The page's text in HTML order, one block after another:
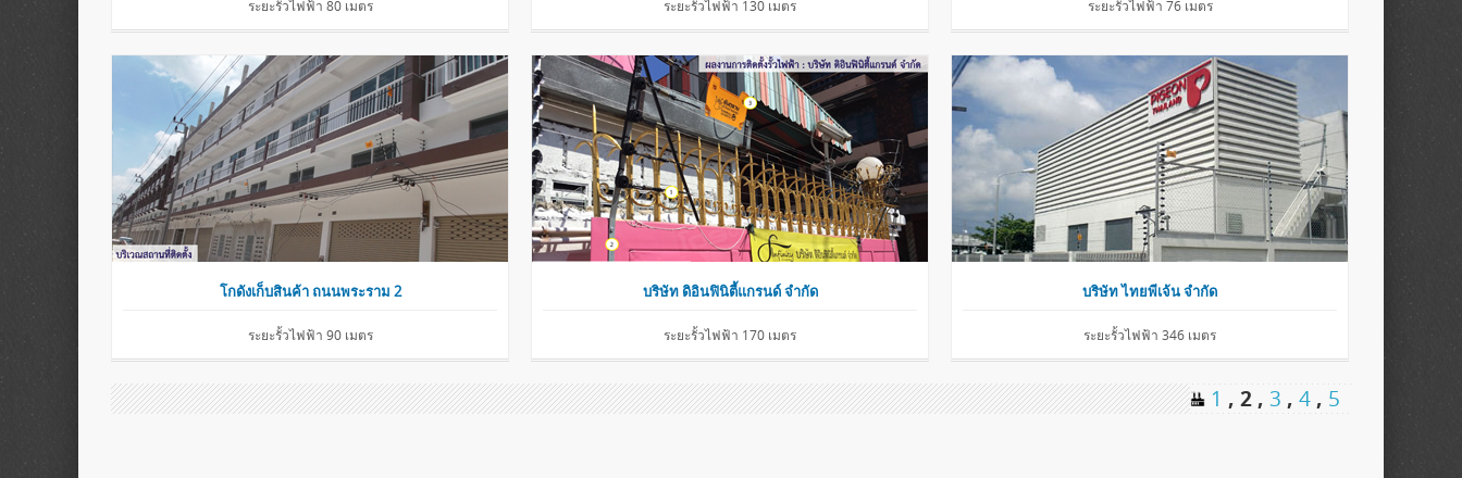
ระยะรั้วไฟฟ้า 80 เมตร ระยะรั้วไฟฟ้า 130 เมตร ระยะรั้วไฟฟ้า 76 เมตร
โกดังเก็บสินค้า ถนนพระราม 2
ระยะรั้วไฟฟ้า 90 เมตร
บริษัท ดิอินฟินิตี้แกรนด์ จำกัด
ระยะรั้วไฟฟ้า 170 เมตร
บริษัท ไทยพีเจ้น จำกัด
ระยะรั้วไฟฟ้า 346 เมตร
1 , 2 , 3 , 4 , 5